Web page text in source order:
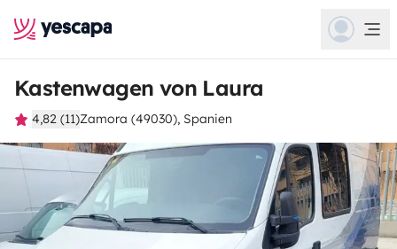
Kastenwagen von Laura
4,82 (11)Zamora (49030), Spanien